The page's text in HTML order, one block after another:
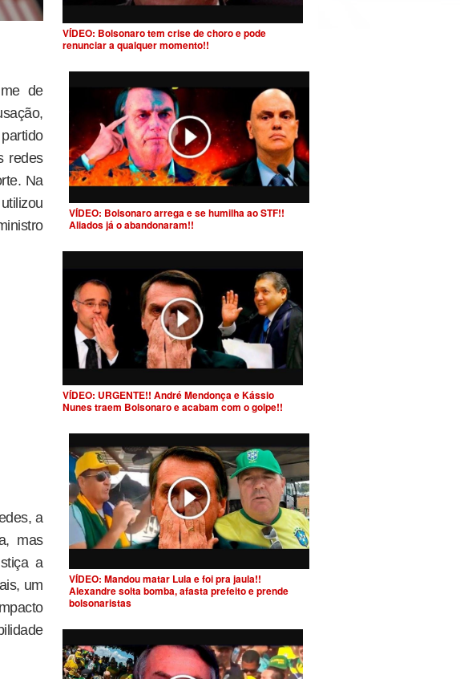
de
redes
Na
a
mas
a
um
VÍDEO: Bolsonaro tem crise de choro e pode
renunciar a qualquer momento!!
VÍDEO: Bolsonaro arrega e se humilha ao STF!!
Aliados já o abandonaram!!
VÍDEO: URGENTE!! André Mendonça e Kássio
Nunes traem Bolsonaro e acabam com o golpe!!
VÍDEO: Mandou matar Lula e foi pra jaula!!
Alexandre solta bomba, afasta prefeito e prende
bolsonaristas